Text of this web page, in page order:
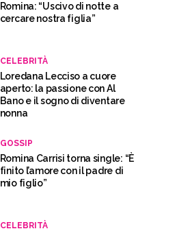
Romina: “Uscivo di notte a
cercare nostra figlia”
CELEBRITÀ
Loredana Lecciso a cuore
aperto: la passione con Al
Bano e il sogno di diventare
nonna
GOSSIP
Romina Carrisi torna single: “È
finito l’amore con il padre di
mio figlio”
CELEBRITÀ